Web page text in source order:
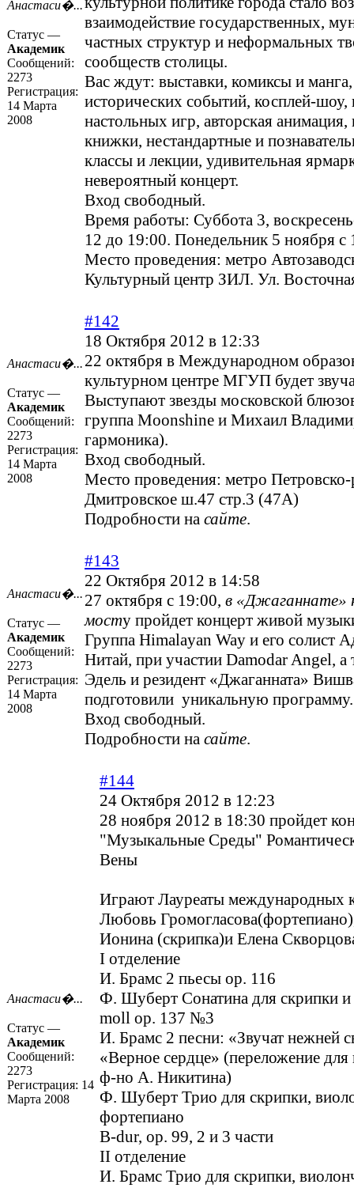
Анастаси�...
Статус —
Академик
Сообщений:
2273
Регистрация:
14 Марта
2008
взаимодействие государственных,
частных структур и неформальных
сообществ столицы.
Вас ждут: выставки, комиксы и
исторических событий, косплей-шоу,
настольных игр, авторская
книжки, нестандартные и
классы и лекции, удивительная
невероятный концерт.
Вход свободный.
Время работы: Суббота 3,
12 до 19:00. Понедельник 5 ноября с
Место проведения: метро
Культурный центр ЗИЛ. Ул.
Анастаси�...
Статус —
Академик
Сообщений:
2273
Регистрация:
14 Марта
2008
#142
18 Октября 2012 в 12:33
22 октября в Международном
культурном центре МГУП будет
Выступают звезды московской
группа Moonshine и Михаил
гармоника).
Вход свободный.
Место проведения: метро Петровско-
Дмитровское ш.47 стр.3 (47A)
Подробности на сайте.
Анастаси�...
Статус —
Академик
Сообщений:
2273
Регистрация:
14 Марта
2008
#143
22 Октября 2012 в 14:58
27 октября с 19:00, в «Джаганнате»
мосту пройдет концерт живой
Группа Himalayan Way и его солист
Нитай, при участии Damodar Angel, а
Эдель и резидент «Джаганната»
подготовили уникальную программу.
Вход свободный.
Подробности на сайте.
Анастаси�...
Статус —
Академик
Сообщений:
2273
Регистрация: 14
Марта 2008
#144
24 Октября 2012 в 12:23
28 ноября 2012 в 18:30 пройдет
"Музыкальные Среды"
Вены
Играют Лауреаты международных
Любовь
Ионина (скрипка)и Елена
I отделение
И. Брамс 2 пьесы ор. 116
Ф. Шуберт Сонатина для скрипки
moll ор. 137 №3
И. Брамс 2 песни: «Звучат нежней
«Верное сердце» (переложение
ф-но А. Никитина)
Ф. Шуберт Трио для скрипки,
фортепиано
B-dur, ор. 99, 2 и 3 части
II отделение
И. Брамс Трио для скрипки,